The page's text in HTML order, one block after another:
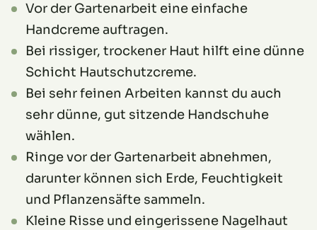
Vor der Gartenarbeit eine einfache
Handcreme auftragen.
Bei rissiger, trockener Haut hilft eine dünne
Schicht Hautschutzcreme.
Bei sehr feinen Arbeiten kannst du auch
sehr dünne, gut sitzende Handschuhe
wählen.
Ringe vor der Gartenarbeit abnehmen,
darunter können sich Erde, Feuchtigkeit
und Pflanzensäfte sammeln.
Kleine Risse und eingerissene Nagelhaut